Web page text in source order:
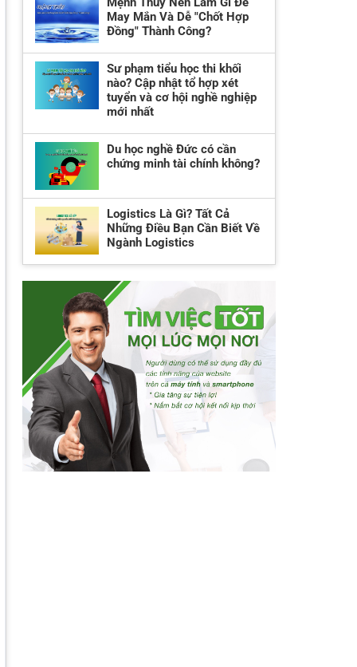
May Mắn Và Dễ "Chốt Hợp
Đồng" Thành Công?
Sư phạm tiểu học thi khối
nào? Cập nhật tổ hợp xét
tuyển và cơ hội nghề nghiệp
mới nhất
Du học nghề Đức có cần
chứng minh tài chính không?
Logistics Là Gì? Tất Cả
Những Điều Bạn Cần Biết Về
Ngành Logistics